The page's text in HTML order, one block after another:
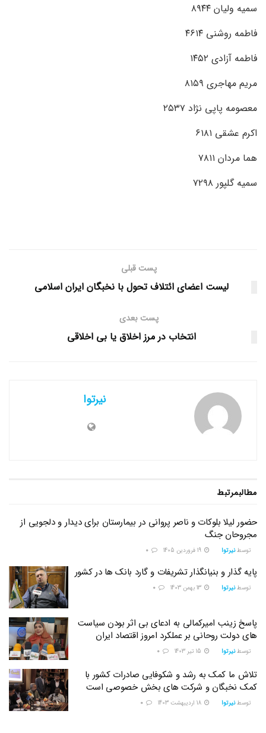
سمیه ولیان ۸۹۴۴
فاطمه روشنی ۴۶۱۴
فاطمه آزادی ۱۴۵۲
مریم مهاجری ۸۱۵۹
معصومه پاپی نژاد ۲۵۳۷
اکرم عشقی ۶۱۸۱
هما مردان ۷۸۱۱
سمیه گلپور ۷۲۹۸
پست قبلی
لیست اعضای ائتلاف تحول با نخبگان ایران اسلامی
پست بعدی
انتخاب در مرز اخلاق یا بی اخلاقی
نیرتوا
مطالبمرتبط
حضور لیلا بلوکات و ناصر پروانی در بیمارستان برای دیدار و دلجویی از
مجروحان جنگ
توسط نیرتوا
پایه گذار و بنیانگذار تشریفات و گارد بانک ها در کشور
توسط نیرتوا
پاسخ زینب امیرکمالی به ادعای بی اثر بودن سیاست
های دولت روحانی بر عملکرد امروز اقتصاد ایران
توسط نیرتوا
تلاش ما کمک به رشد و شکوفایی صادرات کشور با
کمک نخبگان و شرکت های بخش خصوصی است
توسط نیرتوا